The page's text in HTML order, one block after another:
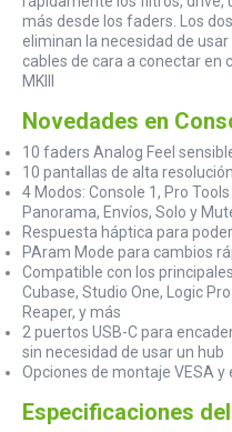
más desde los faders. Los
eliminan la necesidad de
cables de cara a conectar en
MKIII
Novedades en
10 faders Analog Feel
10 pantallas de alta resolución
4 Modos: Console 1, Pro
Panorama, Envíos, Solo y
Respuesta háptica para
PAram Mode para cambios
Compatible con los
Cubase, Studio One, Logic
Reaper, y más
2 puertos USB-C para
sin necesidad de usar un hub
Opciones de montaje VESA y
Especificaciones